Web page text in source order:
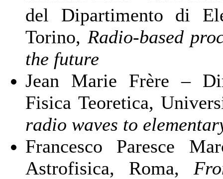
del Dipartimento di
Torino, Radio-based
the future
Jean Marie Frère –
Fisica Teoretica,
radio waves to
Francesco Paresce
Astrofisica, Roma,